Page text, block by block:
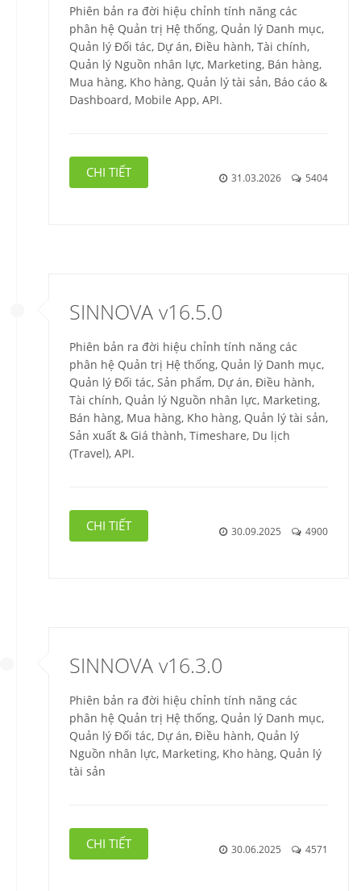
Phiên bản ra đời hiệu chỉnh tính năng các
phân hệ Quản trị Hệ thống, Quản lý Danh mục,
Quản lý Đối tác, Dự án, Điều hành, Tài chính,
Quản lý Nguồn nhân lực, Marketing, Bán hàng,
Mua hàng, Kho hàng, Quản lý tài sản, Báo cáo &
Dashboard, Mobile App, API.
CHI TIẾT 31.03.2026 5404
SINNOVA v16.5.0
Phiên bản ra đời hiệu chỉnh tính năng các
phân hệ Quản trị Hệ thống, Quản lý Danh mục,
Quản lý Đối tác, Sản phẩm, Dự án, Điều hành,
Tài chính, Quản lý Nguồn nhân lực, Marketing,
Bán hàng, Mua hàng, Kho hàng, Quản lý tài sản,
Sản xuất & Giá thành, Timeshare, Du lịch
(Travel), API.
CHI TIẾT 30.09.2025 4900
SINNOVA v16.3.0
Phiên bản ra đời hiệu chỉnh tính năng các
phân hệ Quản trị Hệ thống, Quản lý Danh mục,
Quản lý Đối tác, Dự án, Điều hành, Quản lý
Nguồn nhân lực, Marketing, Kho hàng, Quản lý
tài sản
CHI TIẾT 30.06.2025 4571